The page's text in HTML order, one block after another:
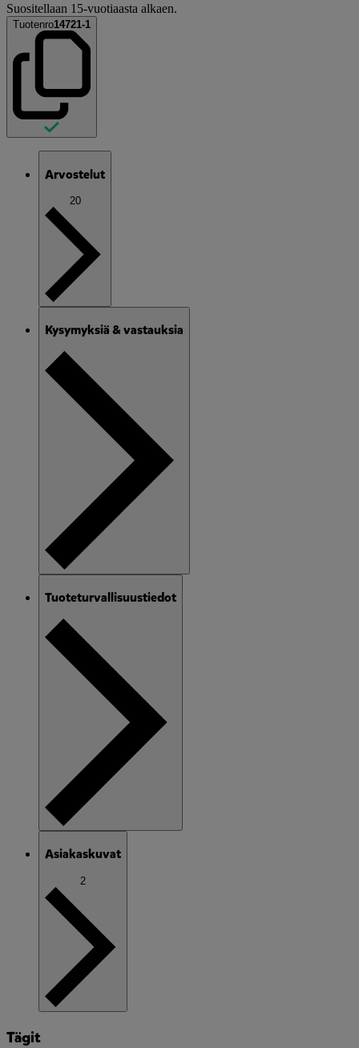
Suositellaan 15-vuotiaasta alkaen.
Tuotenro14721-1
Arvostelut
20
Kysymyksiä & vastauksia
Tuoteturvallisuustiedot
Asiakaskuvat
2
Tägit